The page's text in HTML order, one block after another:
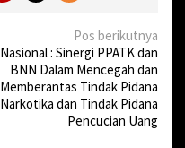
Pos berikutnya
Nasional : Sinergi PPATK dan
BNN Dalam Mencegah dan
Memberantas Tindak Pidana
Narkotika dan Tindak Pidana
Pencucian Uang